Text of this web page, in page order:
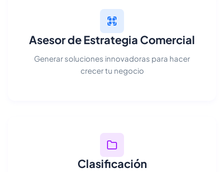
Asesor de Estrategia Comercial
Generar soluciones innovadoras para hacer
crecer tu negocio
Clasificación